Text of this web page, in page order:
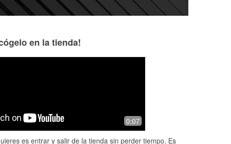
When any competitor doesn't have the
part I need I know I can count on
en la tienda!
0:07
es entrar y salir de la tienda sin perder tiempo. Es